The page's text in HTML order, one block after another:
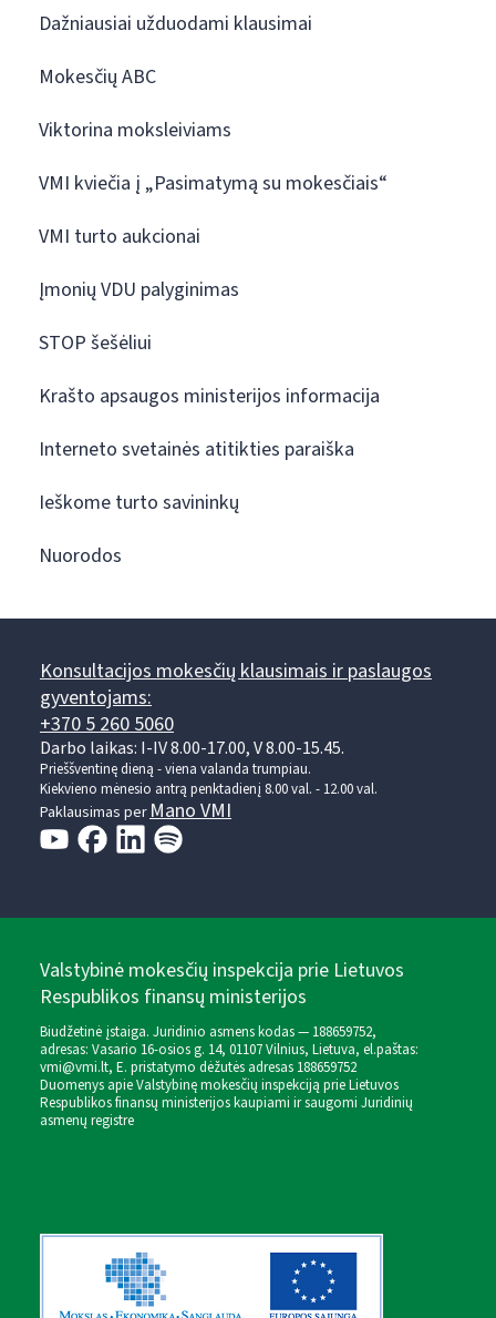
Dažniausiai užduodami klausimai
Mokesčių ABC
Viktorina moksleiviams
VMI kviečia į „Pasimatymą su mokesčiais“
VMI turto aukcionai
Įmonių VDU palyginimas
STOP šešėliui
Krašto apsaugos ministerijos informacija
Interneto svetainės atitikties paraiška
Ieškome turto savininkų
Nuorodos
Konsultacijos mokesčių klausimais ir paslaugos
gyventojams:
+370 5 260 5060
Darbo laikas: I-IV 8.00-17.00, V 8.00-15.45.
Prieššventinę dieną - viena valanda trumpiau.
Kiekvieno mėnesio antrą penktadienį 8.00 val. - 12.00 val.
Paklausimas perMano VMI
Valstybinė mokesčių inspekcija prie Lietuvos
Respublikos finansų ministerijos
Biudžetinė įstaiga. Juridinio asmens kodas — 188659752,
adresas: Vasario 16-osios g. 14, 01107 Vilnius, Lietuva, el.paštas:
vmi@vmi.lt, E. pristatymo dėžutės adresas 188659752
Duomenys apie Valstybinę mokesčių inspekciją prie Lietuvos
Respublikos finansų ministerijos kaupiami ir saugomi Juridinių
asmenų registre